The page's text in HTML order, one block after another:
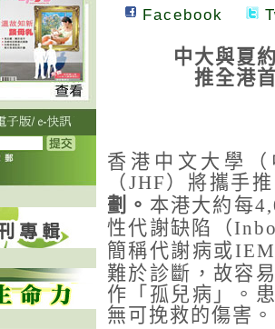
Facebook
中大與夏
推全港
香港中文大學
（JHF）將攜手
劃。 本港大約每
性代謝缺陷（
簡稱代謝病或IEM
難於診斷，故容
作「孤兒病」。
無可挽救的傷害。